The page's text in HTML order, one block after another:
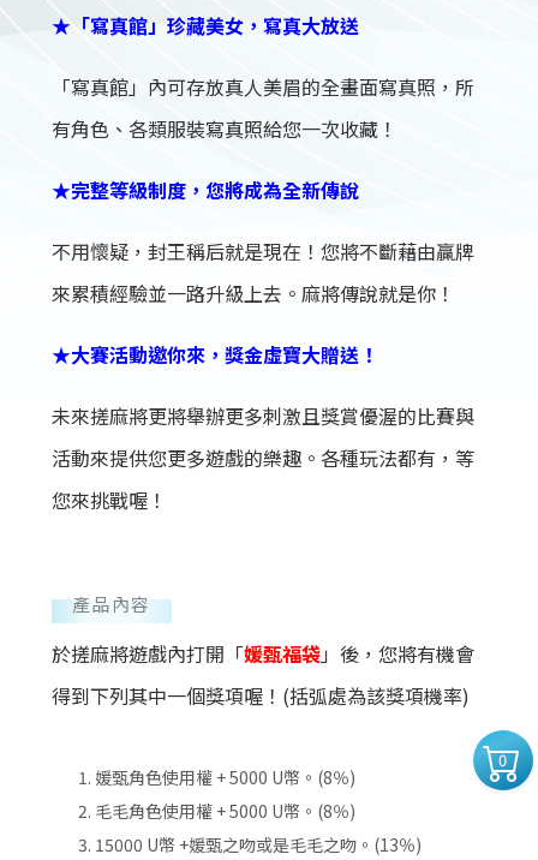
0
★「寫真館」珍藏美女，寫真大放送
「寫真館」內可存放真人美眉的全畫面寫真照，所
有角色、各類服裝寫真照給您一次收藏！
★完整等級制度，您將成為全新傳說
不用懷疑，封王稱后就是現在！您將不斷藉由贏牌
來累積經驗並一路升級上去。麻將傳說就是你！
★大賽活動邀你來，獎金虛寶大贈送！
未來搓麻將更將舉辦更多刺激且獎賞優渥的比賽與
活動來提供您更多遊戲的樂趣。各種玩法都有，等
您來挑戰喔！
產品內容
於搓麻將遊戲內打開「媛甄福袋」後，您將有機會
得到下列其中一個獎項喔！(括弧處為該獎項機率)
媛甄角色使用權 + 5000 U幣。(8％)
毛毛角色使用權 + 5000 U幣。(8％)
15000 U幣 +媛甄之吻或是毛毛之吻。(13％)